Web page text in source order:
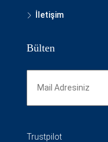
İletişim
Bülten
Trustpilot